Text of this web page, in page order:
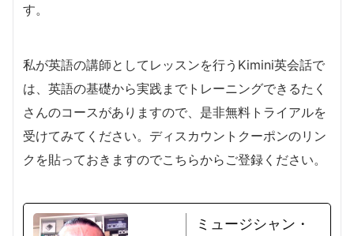
す。
私が英語の講師としてレッスンを行うKimini英会話で
は、英語の基礎から実践までトレーニングできるたく
さんのコースがありますので、是非無料トライアルを
受けてみてください。ディスカウントクーポンのリン
クを貼っておきますのでこちらからご登録ください。
ミュージシャン・